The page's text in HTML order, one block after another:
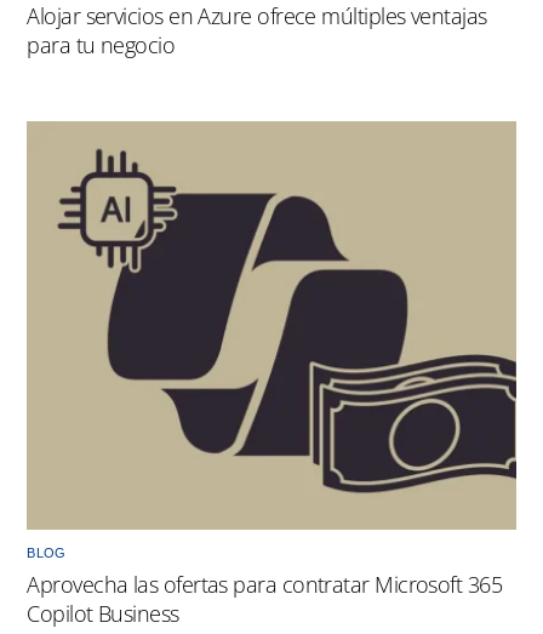
Alojar servicios en Azure ofrece múltiples ventajas
para tu negocio
BLOG
Aprovecha las ofertas para contratar Microsoft 365
Copilot Business